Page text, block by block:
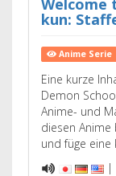
Welcome
kun:
Anime Serie
Eine kurze
Demon
Anime- und
diesen Anime
und füge eine
|